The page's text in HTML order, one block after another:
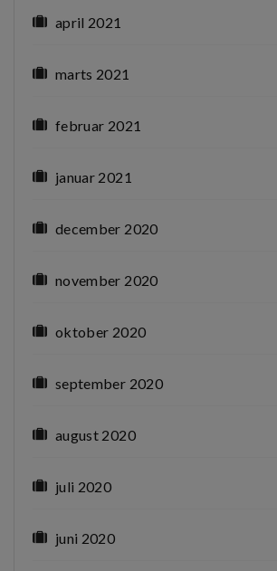
april 2021
marts 2021
februar 2021
januar 2021
december 2020
november 2020
oktober 2020
september 2020
august 2020
juli 2020
juni 2020